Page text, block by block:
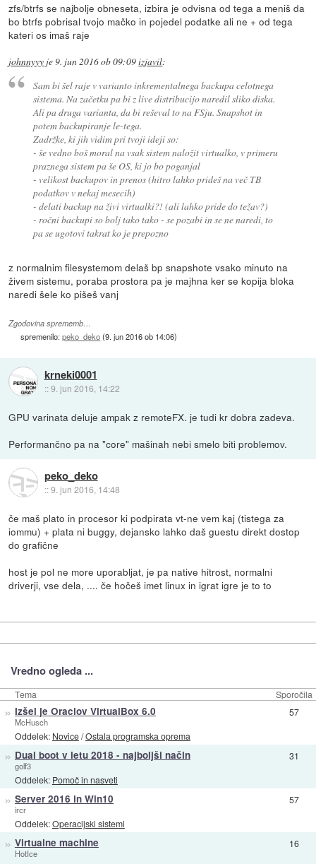
zfs/btrfs se najbolje obneseta, izbira je odvisna od tega a meniš da
bo btrfs pobrisal tvojo mačko in pojedel podatke ali ne + od tega
kateri os imaš raje
johnnyyy je9. jun 2016 ob 09:09izjavil:
Sam bi šel raje v varianto inkrementalnega backupa celotnega
sistema. Na začetku pa bi z live distribucijo naredil sliko diska.
Ali pa druga varianta, da bi reševal to na FSju. Snapshot in
potem backupiranje le-tega.
Zadržke, ki jih vidim pri tvoji ideji so:
- še vedno boš moral na vsak sistem naložit virtualko, v primeru
praznega sistem pa še OS, ki jo bo poganjal
- velikost backupov in prenos (hitro lahko prideš na več TB
podatkov v nekaj mesecih)
- delati backup na živi virtualki?! (ali lahko pride do težav?)
- ročni backupi so bolj tako tako - se pozabi in se ne naredi, to
pa se ugotovi takrat ko je prepozno
z normalnim filesystemom delaš bp snapshote vsako minuto na
živem sistemu, poraba prostora pa je majhna ker se kopija bloka
naredi šele ko pišeš vanj
Zgodovina sprememb…
spremenilo:peko_deko(9. jun 2016 ob 14:06)
krneki0001
::9. jun 2016, 14:22
GPU varinata deluje ampak z remoteFX. je tudi kr dobra zadeva.
Performančno pa na "core" mašinah nebi smelo biti problemov.
peko_deko
::9. jun 2016, 14:48
če maš plato in procesor ki podpirata vt-ne vem kaj (tistega za
iommu) + plata ni buggy, dejansko lahko daš guestu direkt dostop
do grafične
host je pol ne more uporabljat, je pa native hitrost, normalni
driverji, vse dela, .... če hočeš imet linux in igrat igre je to to
Vredno ogleda ...
Tema Sporočila
» Izšel je Oraclov VirtualBox 6.0
McHusch
Oddelek: Novice/Ostala programska oprema
57
» Dual boot v letu 2018 - najboljši način
golf3
Oddelek: Pomoč in nasveti
31
» Server 2016 in Win10
ircr
Oddelek:Operacijski sistemi
57
» Virtualne machine
HotIce
16